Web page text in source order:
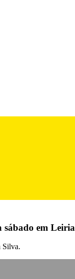
sábado em Leiria
Silva.